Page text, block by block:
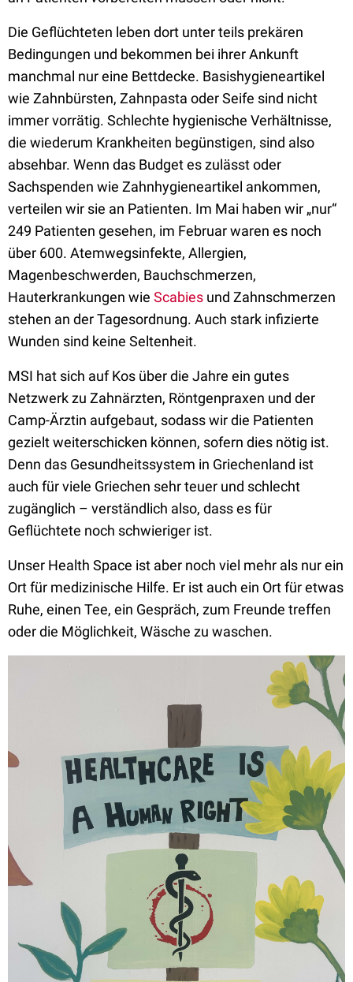
Die Geflüchteten leben dort unter teils prekären
Bedingungen und bekommen bei ihrer Ankunft
manchmal nur eine Bettdecke. Basishygieneartikel
wie Zahnbürsten, Zahnpasta oder Seife sind nicht
immer vorrätig. Schlechte hygienische Verhältnisse,
die wiederum Krankheiten begünstigen, sind also
absehbar. Wenn das Budget es zulässt oder
Sachspenden wie Zahnhygieneartikel ankommen,
verteilen wir sie an Patienten. Im Mai haben wir „nur“
249 Patienten gesehen, im Februar waren es noch
über 600. Atemwegsinfekte, Allergien,
Magenbeschwerden, Bauchschmerzen,
Hauterkrankungen wie Scabies und Zahnschmerzen
stehen an der Tagesordnung. Auch stark infizierte
Wunden sind keine Seltenheit.
MSI hat sich auf Kos über die Jahre ein gutes
Netzwerk zu Zahnärzten, Röntgenpraxen und der
Camp-Ärztin aufgebaut, sodass wir die Patienten
gezielt weiterschicken können, sofern dies nötig ist.
Denn das Gesundheitssystem in Griechenland ist
auch für viele Griechen sehr teuer und schlecht
zugänglich – verständlich also, dass es für
Geflüchtete noch schwieriger ist.
Unser Health Space ist aber noch viel mehr als nur ein
Ort für medizinische Hilfe. Er ist auch ein Ort für etwas
Ruhe, einen Tee, ein Gespräch, zum Freunde treffen
oder die Möglichkeit, Wäsche zu waschen.